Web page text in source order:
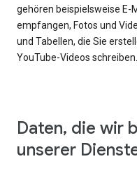
gehören beispielsweise E-
empfangen, Fotos und
und Tabellen, die Sie
YouTube-Videos schreiben.
Daten, die wir
unserer